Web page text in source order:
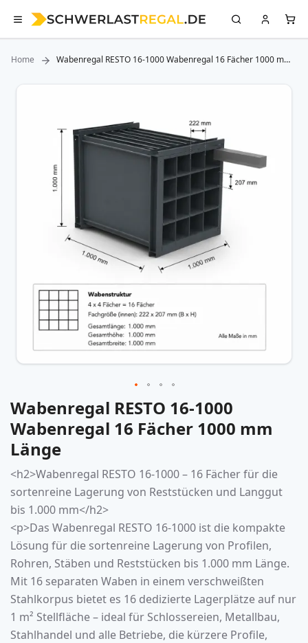
Home
Wabenregal RESTO 16-1000 Wabenregal 16 Fächer 1000 mm
Zum
Bildergalerie
Zum
Anfang
der
Bildergalerie
springen
Wabenregal RESTO 16-1000
Wabenregal 16 Fächer 1000 mm
Länge
<h2>Wabenregal RESTO 16-1000 – 16 Fächer für die
sortenreine Lagerung von Reststücken und Langgut
bis 1.000 mm</h2>
<p>Das Wabenregal RESTO 16-1000 ist die kompakte
Lösung für die sortenreine Lagerung von Profilen,
Rohren, Stäben und Reststücken bis 1.000 mm Länge.
Mit 16 separaten Waben in einem verschweißten
Stahlkorpus bietet es 16 dedizierte Lagerplätze auf nur
1 m² Stellfläche – ideal für Schlossereien, Metallbau,
Stahlhandel und alle Betriebe, die kürzere Profile,